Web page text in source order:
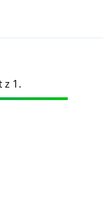
z 1.